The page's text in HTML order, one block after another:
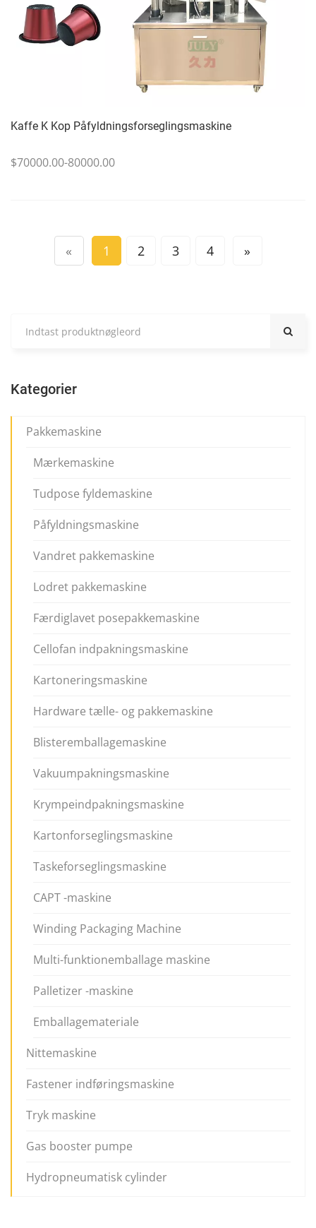
Kaffe K Kop Påfyldningsforseglingsmaskine
$70000.00-80000.00
« 1 2 3 4 »
Kategorier
Pakkemaskine
Mærkemaskine
Tudpose fyldemaskine
Påfyldningsmaskine
Vandret pakkemaskine
Lodret pakkemaskine
Færdiglavet posepakkemaskine
Cellofan indpakningsmaskine
Kartoneringsmaskine
Hardware tælle- og pakkemaskine
Blisteremballagemaskine
Vakuumpakningsmaskine
Krympeindpakningsmaskine
Kartonforseglingsmaskine
Taskeforseglingsmaskine
CAPT -maskine
Winding Packaging Machine
Multi-funktionemballage maskine
Palletizer -maskine
Emballagemateriale
Nittemaskine
Fastener indføringsmaskine
Tryk maskine
Gas booster pumpe
Hydropneumatisk cylinder